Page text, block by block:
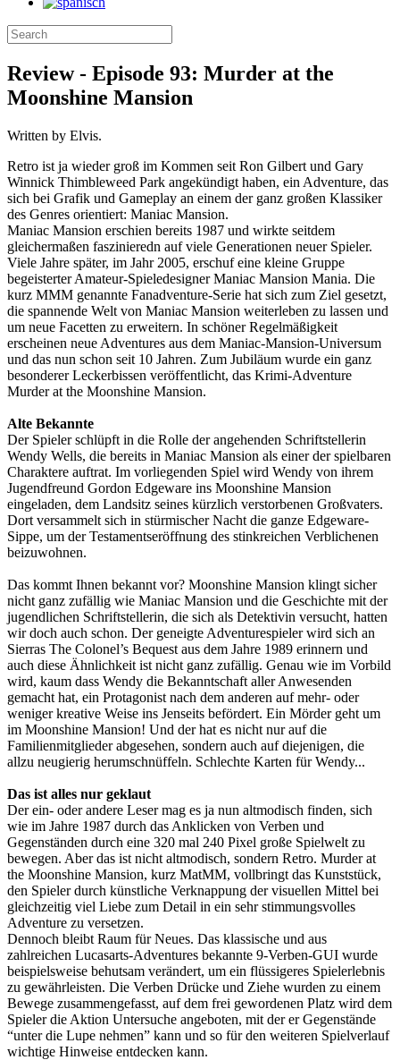
Review - Episode 93: Murder at the
Moonshine Mansion
Written by Elvis.
Retro ist ja wieder groß im Kommen seit Ron Gilbert und Gary
Winnick Thimbleweed Park angekündigt haben, ein Adventure, das
sich bei Grafik und Gameplay an einem der ganz großen Klassiker
des Genres orientiert: Maniac Mansion.
Maniac Mansion erschien bereits 1987 und wirkte seitdem
gleichermaßen faszinieredn auf viele Generationen neuer Spieler.
Viele Jahre später, im Jahr 2005, erschuf eine kleine Gruppe
begeisterter Amateur-Spieledesigner Maniac Mansion Mania. Die
kurz MMM genannte Fanadventure-Serie hat sich zum Ziel gesetzt,
die spannende Welt von Maniac Mansion weiterleben zu lassen und
um neue Facetten zu erweitern. In schöner Regelmäßigkeit
erscheinen neue Adventures aus dem Maniac-Mansion-Universum
und das nun schon seit 10 Jahren. Zum Jubiläum wurde ein ganz
besonderer Leckerbissen veröffentlicht, das Krimi-Adventure
Murder at the Moonshine Mansion.
Alte Bekannte
Der Spieler schlüpft in die Rolle der angehenden Schriftstellerin
Wendy Wells, die bereits in Maniac Mansion als einer der spielbaren
Charaktere auftrat. Im vorliegenden Spiel wird Wendy von ihrem
Jugendfreund Gordon Edgeware ins Moonshine Mansion
eingeladen, dem Landsitz seines kürzlich verstorbenen Großvaters.
Dort versammelt sich in stürmischer Nacht die ganze Edgeware-
Sippe, um der Testamentseröffnung des stinkreichen Verblichenen
beizuwohnen.
Das kommt Ihnen bekannt vor? Moonshine Mansion klingt sicher
nicht ganz zufällig wie Maniac Mansion und die Geschichte mit der
jugendlichen Schriftstellerin, die sich als Detektivin versucht, hatten
wir doch auch schon. Der geneigte Adventurespieler wird sich an
Sierras The Colonel’s Bequest aus dem Jahre 1989 erinnern und
auch diese Ähnlichkeit ist nicht ganz zufällig. Genau wie im Vorbild
wird, kaum dass Wendy die Bekanntschaft aller Anwesenden
gemacht hat, ein Protagonist nach dem anderen auf mehr- oder
weniger kreative Weise ins Jenseits befördert. Ein Mörder geht um
im Moonshine Mansion! Und der hat es nicht nur auf die
Familienmitglieder abgesehen, sondern auch auf diejenigen, die
allzu neugierig herumschnüffeln. Schlechte Karten für Wendy...
Das ist alles nur geklaut
Der ein- oder andere Leser mag es ja nun altmodisch finden, sich
wie im Jahre 1987 durch das Anklicken von Verben und
Gegenständen durch eine 320 mal 240 Pixel große Spielwelt zu
bewegen. Aber das ist nicht altmodisch, sondern Retro. Murder at
the Moonshine Mansion, kurz MatMM, vollbringt das Kunststück,
den Spieler durch künstliche Verknappung der visuellen Mittel bei
gleichzeitig viel Liebe zum Detail in ein sehr stimmungsvolles
Adventure zu versetzen.
Dennoch bleibt Raum für Neues. Das klassische und aus
zahlreichen Lucasarts-Adventures bekannte 9-Verben-GUI wurde
beispielsweise behutsam verändert, um ein flüssigeres Spielerlebnis
zu gewährleisten. Die Verben Drücke und Ziehe wurden zu einem
Bewege zusammengefasst, auf dem frei gewordenen Platz wird dem
Spieler die Aktion Untersuche angeboten, mit der er Gegenstände
“unter die Lupe nehmen” kann und so für den weiteren Spielverlauf
wichtige Hinweise entdecken kann.